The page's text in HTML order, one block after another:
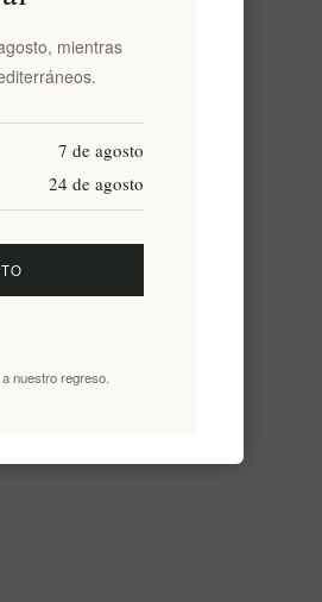
mientras
7 de agosto
24 de agosto
nuestro regreso.